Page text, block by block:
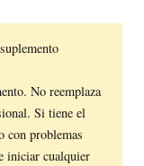
No reemplaza
Si tiene el
con problemas
iniciar cualquier